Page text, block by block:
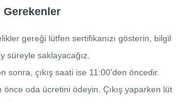
gereği lütfen sertifikanızı gösterin, bilgil
süreyle saklayacağız.
sonra, çıkış saati ise 11:00'den öncedir.
önce oda ücretini ödeyin. Çıkış yaparken lüt